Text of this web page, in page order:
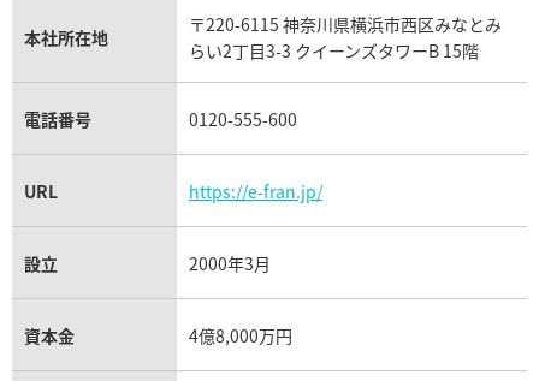
パネライ買取
チューダー（チュードル）買取
本社所在地
〒220-6115 神奈川県横浜市西区みなとみ
らい2丁目3-3 クイーンズタワーB 15階
電話番号 0120-555-600
URL https://e-fran.jp/
設立 2000年3月
資本金 4億8,000万円